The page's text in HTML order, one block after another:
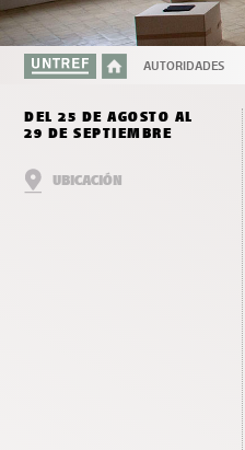
AUTORIDADES
DEL 25 DE AGOSTO AL
29 DE SEPTIEMBRE
UBICACIÓN